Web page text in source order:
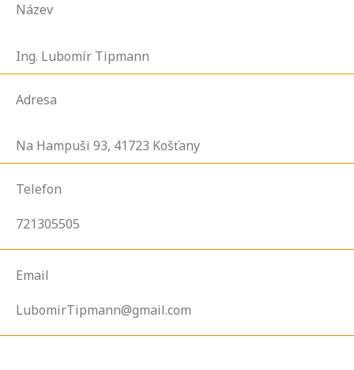
Název
Ing. Lubomír Tipmann
Adresa
Na Hampuši 93, 41723 Košťany
Telefon
721305505
Email
LubomirTipmann@gmail.com